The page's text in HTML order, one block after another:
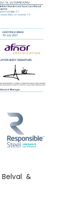
&